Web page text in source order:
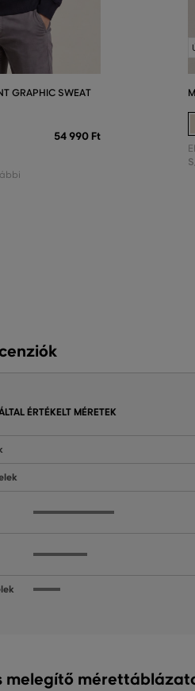
GRAPHIC SWEAT
54 990 Ft
S
ÉRTÉKELT MÉRETEK
melegítő